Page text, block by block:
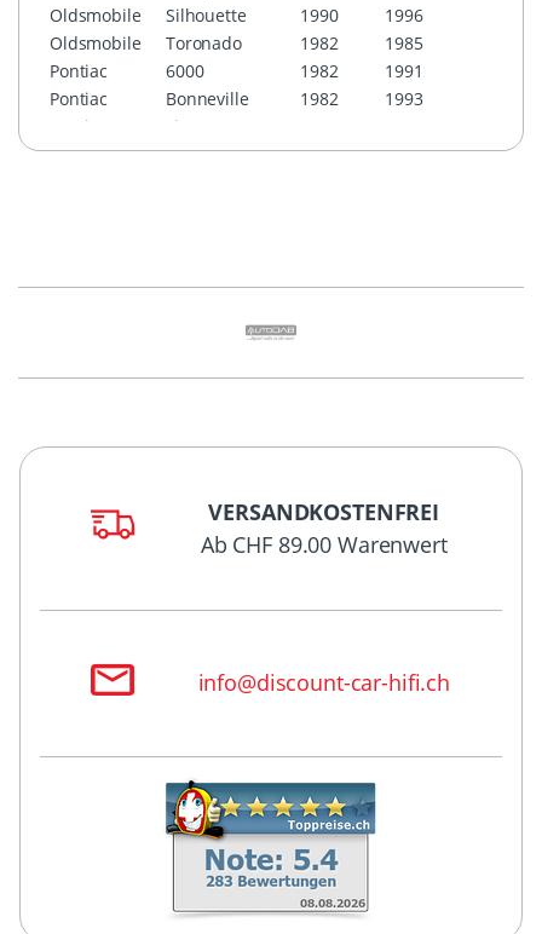
Oldsmobile
Silhouette 1990
1996
Oldsmobile
Toronado 1982
1985
Pontiac
6000 1982
1991
Pontiac
Bonneville 1982
1993
Pontiac
Fiero
Pontiac
Firebird 1982
1992
Pontiac
TransSport 1990
1996
All-Models
VERSANDKOSTENFREI
Ab CHF 89.00 Warenwert
info@discount-car-hifi.ch